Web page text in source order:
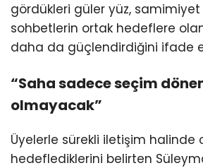
gördükleri güler yüz,
sohbetlerin ortak hedeflere
daha da güçlendirdiğini ifade
“Saha sadece seçim
olmayacak”
Üyelerle sürekli iletişim halinde
hedeflediklerini belirten